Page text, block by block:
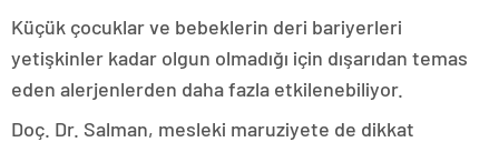
Küçük çocuklar ve bebeklerin deri bariyerleri
yetişkinler kadar olgun olmadığı için dışarıdan temas
eden alerjenlerden daha fazla etkilenebiliyor.
Doç. Dr. Salman, mesleki maruziyete de dikkat